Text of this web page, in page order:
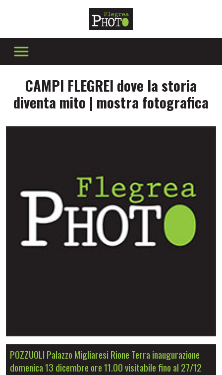
CAMPI FLEGREI dove la storia
diventa mito | mostra fotografica
POZZUOLI Palazzo Migliaresi Rione Terra inaugurazione
domenica 13 dicembre ore 11.00 visitabile fino al 27/12